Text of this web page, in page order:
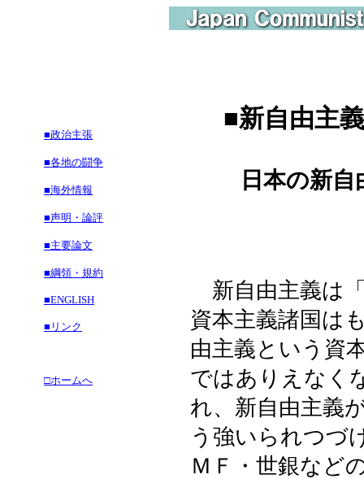
■政治主張
■各地の闘争
■海外情報
■声明・論評
■主要論文
■綱領・規約
■ENGLISH
■リンク
□ホームへ
■新自由主
日本の新
新自由主義は
資本主義諸国は
由主義という資
ではありえなく
れ、新自由主義
う強いられつづ
ＭＦ・世銀など